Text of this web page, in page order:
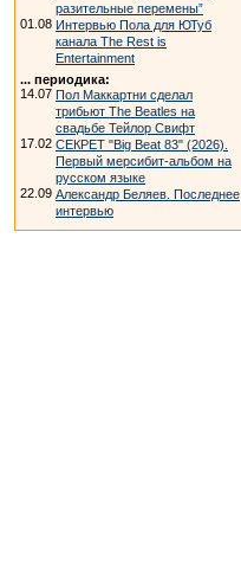
разительные перемены”
01.08 Интервью Пола для ЮТуб
канала The Rest is
Entertainment
... периодика:
14.07 Пол Маккартни сделал
трибьют The Beatles на
свадьбе Тейлор Свифт
17.02 СЕКРЕТ "Big Beat 83" (2026).
Первый мерсибит-альбом на
русском языке
22.09 Александр Беляев. Последнее
интервью